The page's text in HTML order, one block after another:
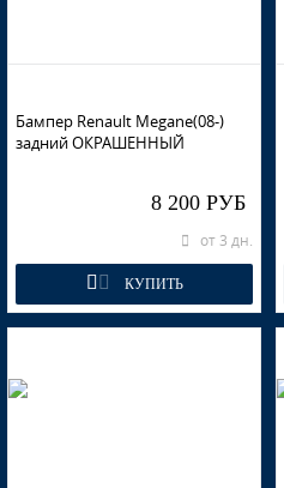
Бампер Renault Megane(08-)
задний ОКРАШЕННЫЙ
8 200 РУБ
от 3 дн.
КУПИТЬ